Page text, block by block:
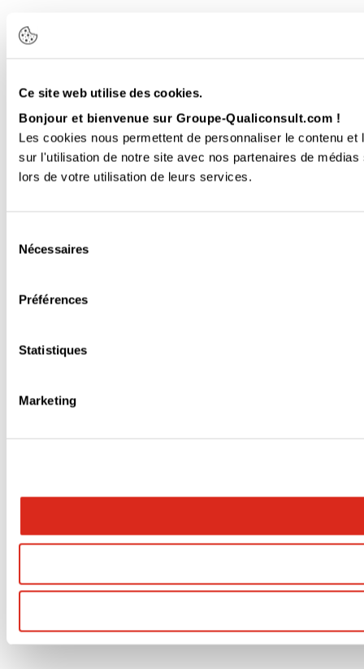
Ce site web utilise des cookies.
Bonjour et bienvenue sur Groupe-Qualiconsult.com !
Les cookies nous permettent de personnaliser le contenu
sur l'utilisation de notre site avec nos partenaires de
lors de votre utilisation de leurs services.
Nécessaires
Préférences
Statistiques
Marketing